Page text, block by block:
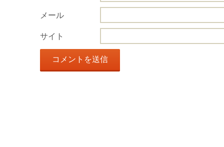
メール
サイト